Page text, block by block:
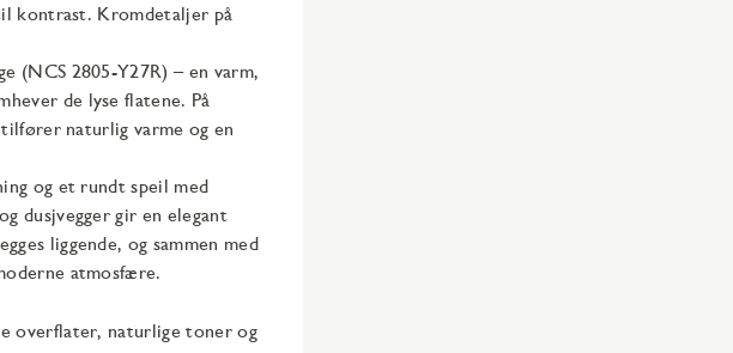
kontrast. Kromdetaljer på
(NCS 2805-Y27R) – en varm,
de lyse flatene. På
naturlig varme og en
og et rundt speil med
dusjvegger gir en elegant
liggende, og sammen med
atmosfære.
overflater, naturlige toner og